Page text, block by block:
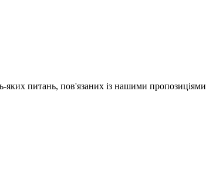
яких питань, пов'язаних із нашими пропозиціями